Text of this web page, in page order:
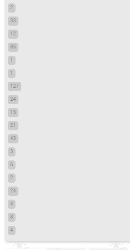
2
33
12
85
1
1
127
24
15
21
43
3
6
2
24
4
8
4